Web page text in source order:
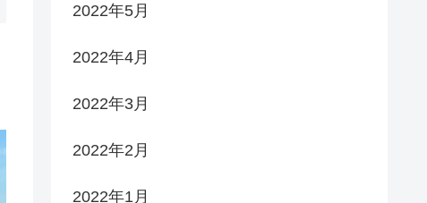
2022年5月
2022年4月
2022年3月
2022年2月
2022年1月